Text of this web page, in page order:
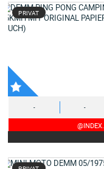
PRIVAT
- -